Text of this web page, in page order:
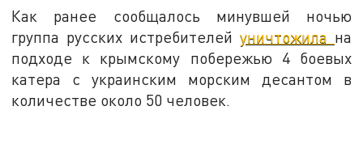
Как ранее сообщалось минувшей ночью
группа русских истребителей уничтожила на
подходе к крымскому побережью 4 боевых
катера с украинским морским десантом в
количестве около 50 человек.